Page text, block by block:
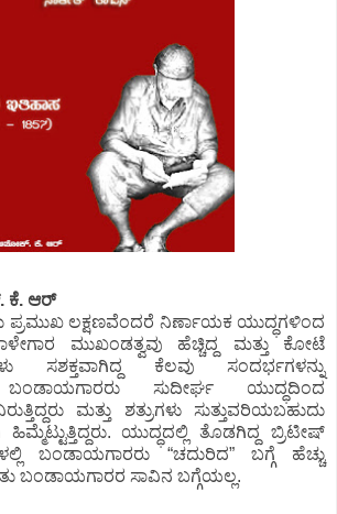
ಕೆ. ಆರ್
ಪ್ರಮುಖ ಲಕ್ಷಣವೆಂದರೆ ನಿರ್ಣಾಯಕ ಯುದ್ಧಗಳಿಂದ
ಮುಖಂಡತ್ವವು ಹೆಚ್ಚಿದ್ದ ಮತ್ತು ಕೋಟೆ
ಸಶಕ್ತವಾಗಿದ್ದ ಕೆಲವು ಸಂದರ್ಭಗಳನ್ನು
ಸುದೀರ್ಘ ಯುದ್ಧದಿಂದ
ಮತ್ತು ಶತ್ರುಗಳು ಸುತ್ತುವರಿಯಬಹುದು
ಯುದ್ಧದಲ್ಲಿ ತೊಡಗಿದ್ದ ಬ್ರಿಟೀಷ್
ಬಂಡಾಯಗಾರರು “ಚದುರಿದ” ಬಗ್ಗೆ ಹೆಚ್ಚು
ಬಂಡಾಯಗಾರರ ಸಾವಿನ ಬಗ್ಗೆಯಲ್ಲ.